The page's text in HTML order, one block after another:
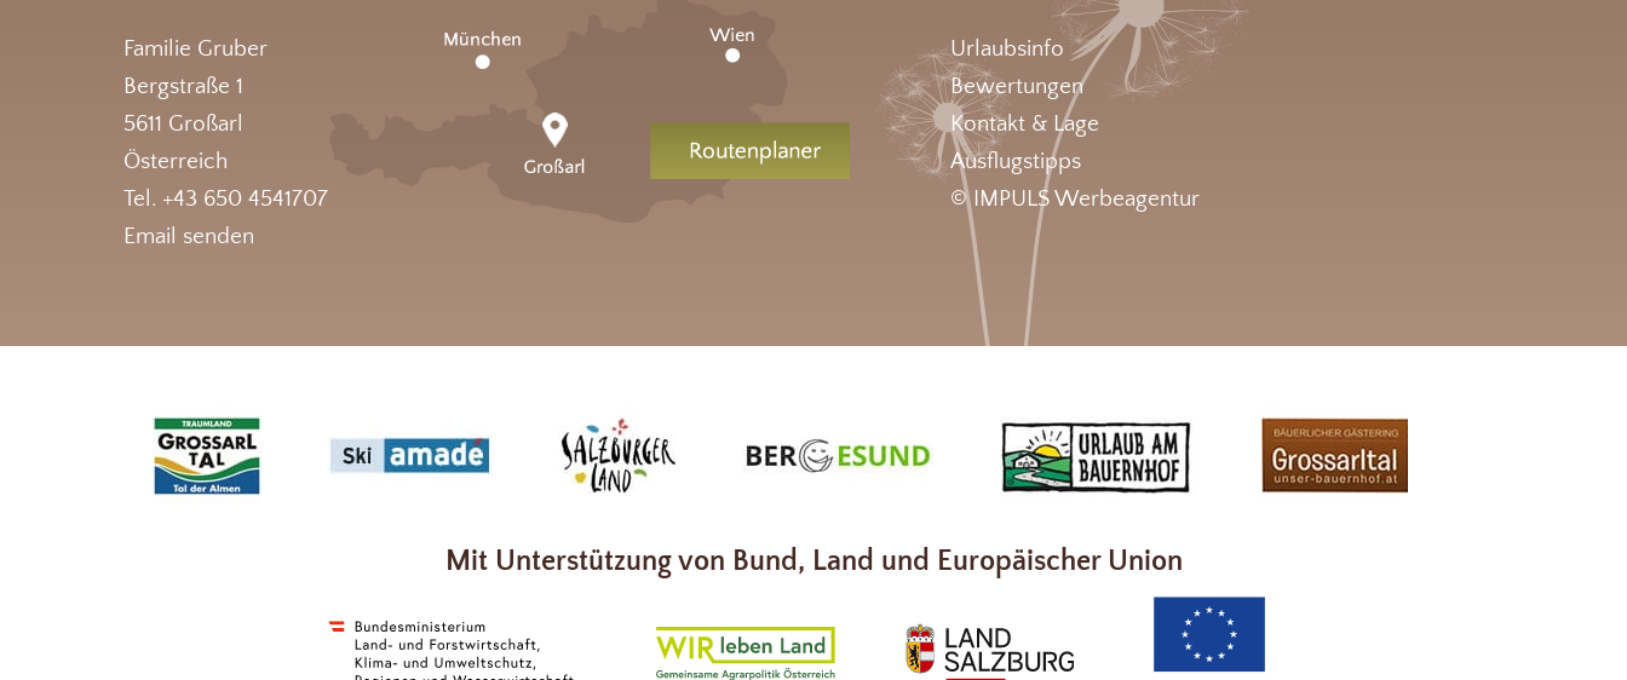
Familie Gruber
Bergstraße 1
5611 Großarl
Österreich
Tel. +43 650 4541707
Email senden
Urlaubsinfo
Bewertungen
Kontakt & Lage
Ausflugstipps
© IMPULS Werbeagentur
Mit Unterstützung von Bund, Land und Europäischer Union